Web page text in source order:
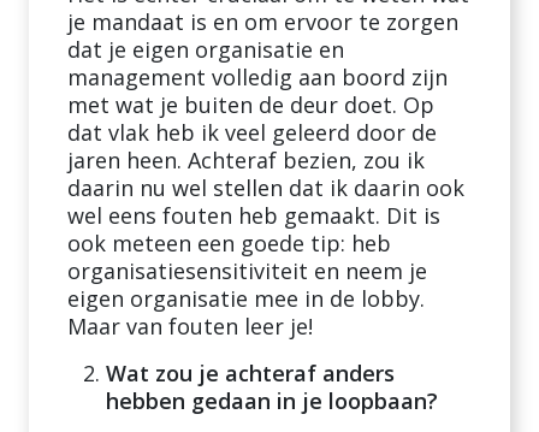
je mandaat is en om ervoor te zorgen
dat je eigen organisatie en
management volledig aan boord zijn
met wat je buiten de deur doet. Op
dat vlak heb ik veel geleerd door de
jaren heen. Achteraf bezien, zou ik
daarin nu wel stellen dat ik daarin ook
wel eens fouten heb gemaakt. Dit is
ook meteen een goede tip: heb
organisatiesensitiviteit en neem je
eigen organisatie mee in de lobby.
Maar van fouten leer je!
Wat zou je achteraf anders
hebben gedaan in je loopbaan?